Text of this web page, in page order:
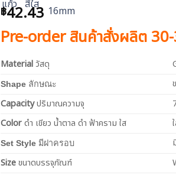
฿42.43
Pre-order สินค้าสั่งผลิต
Material วัสดุ
Shape ลักษณะ
Capacityปริมาณความจุ
Colorดำ เขียว น้ำตาล ดำ ฟ้าคราม ใส
Set Style มีฝาครอบ
Sizeขนาดบรรจุภัณฑ์